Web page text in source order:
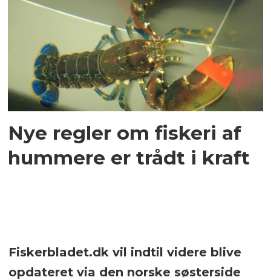
Nye regler om fiskeri af
hummere er trådt i kraft
Fiskerbladet.dk vil indtil videre blive
opdateret via den norske søsterside